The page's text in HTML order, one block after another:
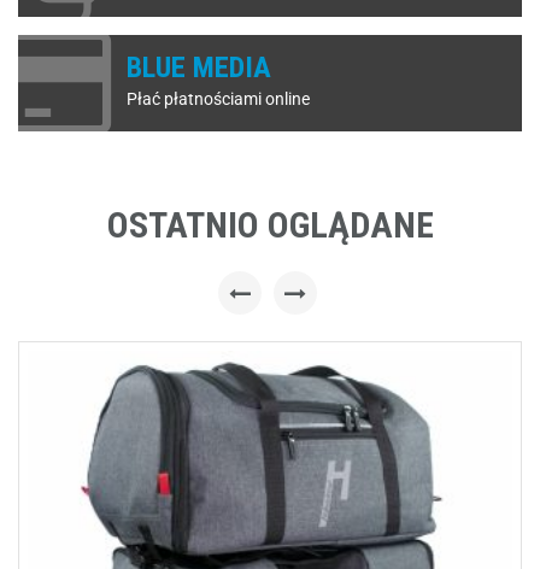
BLUE MEDIA
Płać płatnościami online
OSTATNIO OGLĄDANE